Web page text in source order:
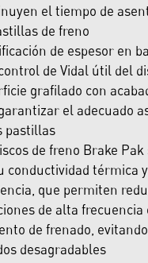
el tiempo de
de freno
de espesor en
de Vidal útil del
grafilado con
el adecuado
pastillas
de freno Brake Pak
conductividad térmica
que permiten
de alta frecuencia
de frenado,
desagradables